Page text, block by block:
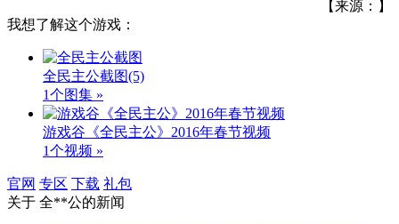
【来源：】
我想了解这个游戏：
全民主公截图(5)
1个图集 »
游戏谷《全民主公》2016年春节视频
1个视频 »
官网 专区 下载 礼包
关于 全**公的新闻